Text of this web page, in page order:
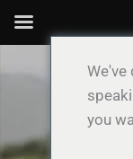
Gå
We've
you